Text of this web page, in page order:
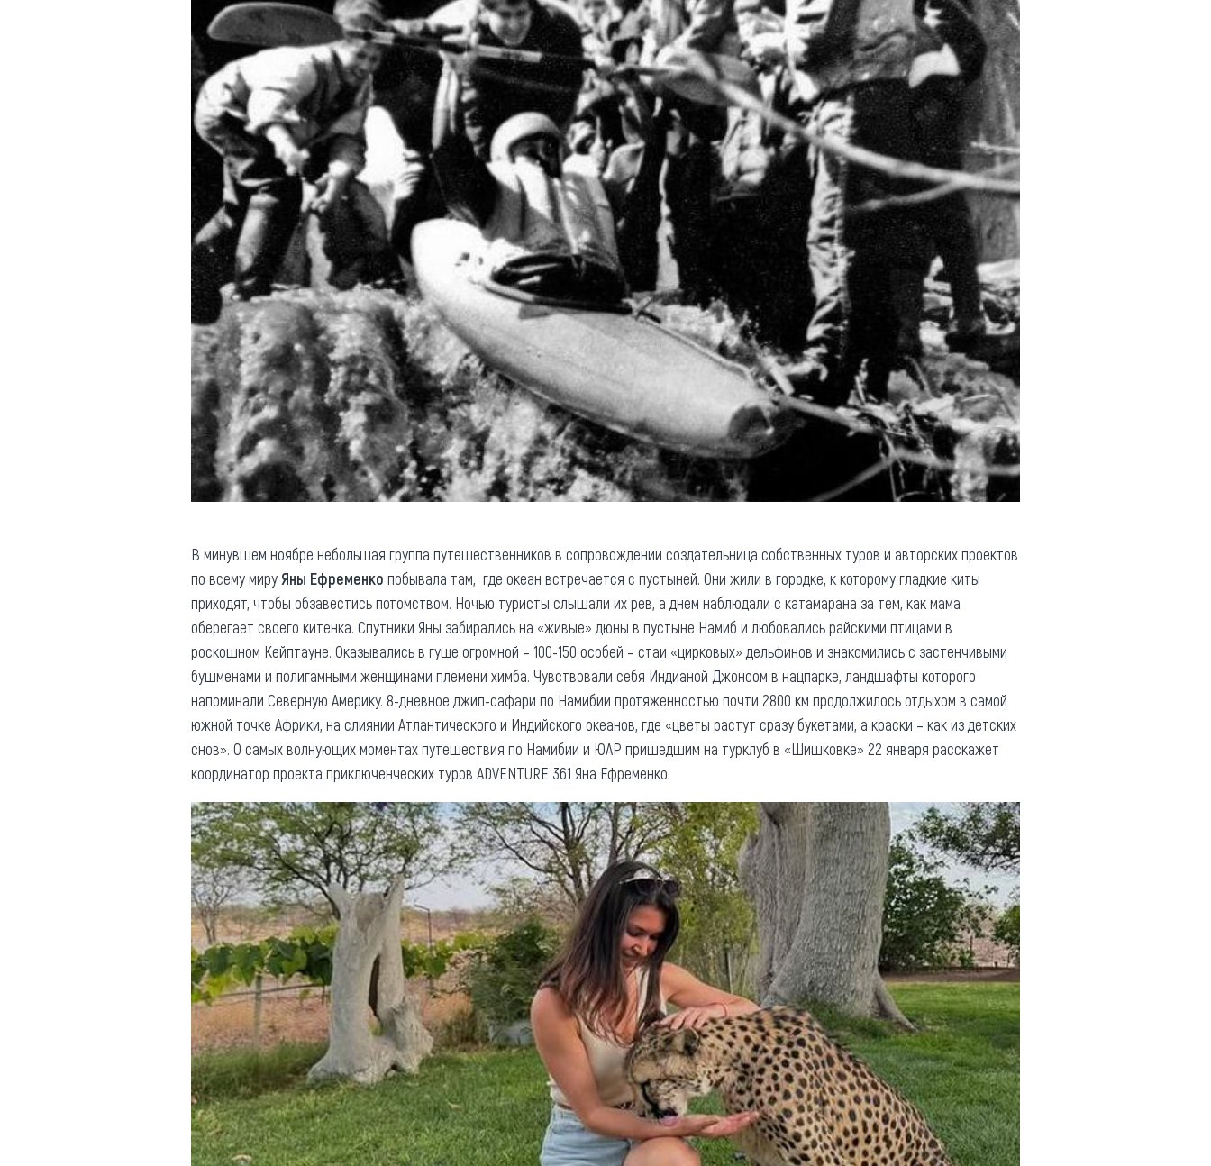
В минувшем ноябре небольшая группа путешественников в сопровождении создательница собственных туров и авторских проектов
по всему миру Яны Ефременко побывала там, где океан встречается с пустыней. Они жили в городке, к которому гладкие киты
приходят, чтобы обзавестись потомством. Ночью туристы слышали их рев, а днем наблюдали с катамарана за тем, как мама
оберегает своего китенка. Спутники Яны забирались на «живые» дюны в пустыне Намиб и любовались райскими птицами в
роскошном Кейптауне. Оказывались в гуще огромной – 100-150 особей – стаи «цирковых» дельфинов и знакомились с застенчивыми
бушменами и полигамными женщинами племени химба. Чувствовали себя Индианой Джонсом в нацпарке, ландшафты которого
напоминали Северную Америку. 8-дневное джип-сафари по Намибии протяженностью почти 2800 км продолжилось отдыхом в самой
южной точке Африки, на слиянии Атлантического и Индийского океанов, где «цветы растут сразу букетами, а краски – как из детских
снов». О самых волнующих моментах путешествия по Намибии и ЮАР пришедшим на турклуб в «Шишковке» 22 января расскажет
координатор проекта приключенческих туров ADVENTURE 361 Яна Ефременко.